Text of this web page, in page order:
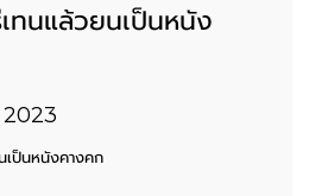
ทนแล้วยนเป็นหนัง
เป็นหนังคางคก